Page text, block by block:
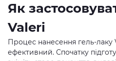
Як
Valeri
Процес нанесення гель-лаку
ефективний. Спочатку